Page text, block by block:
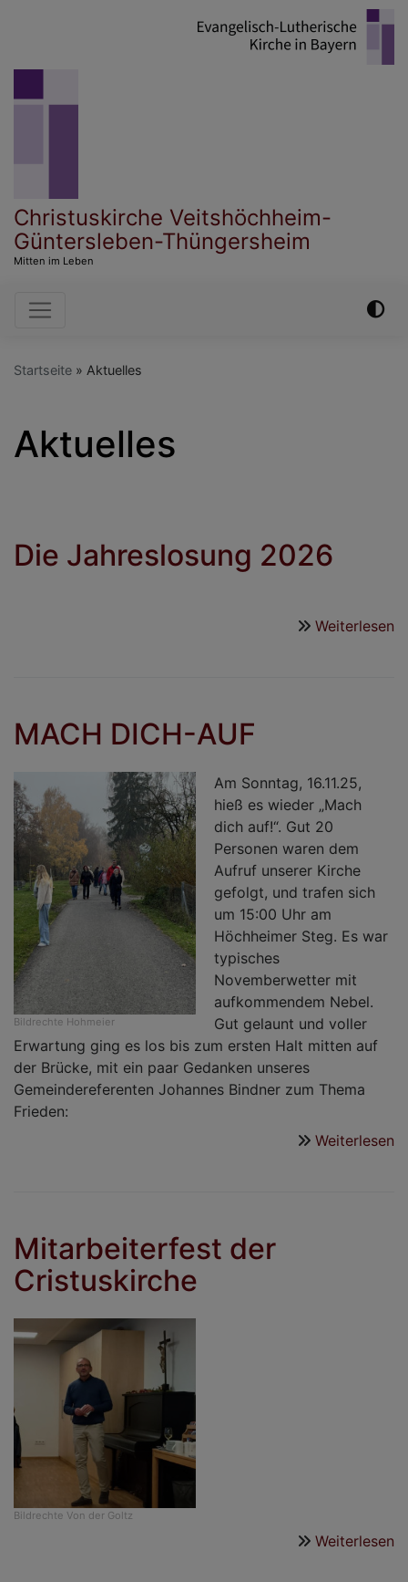
Christuskirche Veitshöchheim-
Güntersleben-Thüngersheim
Mitten im Leben
Hauptnavigation
Startseite Aktuelles
Aktuelles
Die Jahreslosung 2026
Weiterlesen
MACH DICH-AUF
Bildrechte Hohmeier
Am Sonntag, 16.11.25,
hieß es wieder „Mach
dich auf!“. Gut 20
Personen waren dem
Aufruf unserer Kirche
gefolgt, und trafen sich
um 15:00 Uhr am
Höchheimer Steg. Es war
typisches
Novemberwetter mit
aufkommendem Nebel.
Gut gelaunt und voller
Erwartung ging es los bis zum ersten Halt mitten auf
der Brücke, mit ein paar Gedanken unseres
Gemeindereferenten Johannes Bindner zum Thema
Frieden:
Weiterlesen
Mitarbeiterfest der
Cristuskirche
Bildrechte Von der Goltz
Weiterlesen